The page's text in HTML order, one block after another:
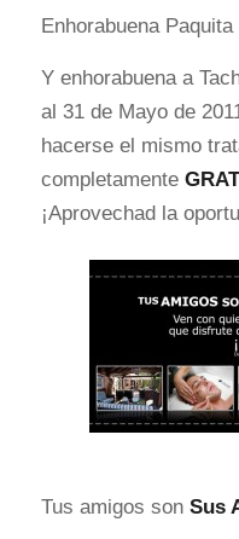
Enhorabuena Paquita
Y enhorabuena a
al 31 de Mayo de
hacerse el mismo
completamente
¡Aprovechad la
Tus amigos sonSus